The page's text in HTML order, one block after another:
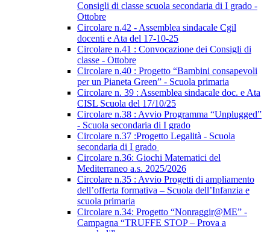
Consigli di classe scuola secondaria di I grado -
Ottobre
Circolare n.42 - Assemblea sindacale Cgil
docenti e Ata del 17-10-25
Circolare n.41 : Convocazione dei Consigli di
classe - Ottobre
Circolare n.40 : Progetto “Bambini consapevoli
per un Pianeta Green” - Scuola primaria
Circolare n. 39 : Assemblea sindacale doc. e Ata
CISL Scuola del 17/10/25
Circolare n.38 : Avvio Programma “Unplugged”
- Scuola secondaria di I grado
Circolare n.37 :Progetto Legalità - Scuola
secondaria di I grado
Circolare n.36: Giochi Matematici del
Mediterraneo a.s. 2025/2026
Circolare n.35 : Avvio Progetti di ampliamento
dell’offerta formativa – Scuola dell’Infanzia e
scuola primaria
Circolare n.34: Progetto “Nonraggir@ME” -
Campagna “TRUFFE STOP – Prova a